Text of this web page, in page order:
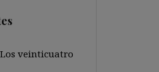
Los veinticuatro